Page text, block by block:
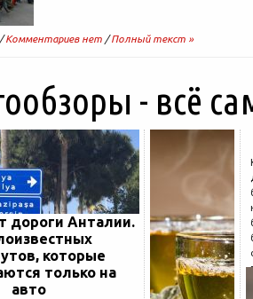
/Комментариев нет /Полный текст »
- всё
дороги Анталии.
которые
только на
авто